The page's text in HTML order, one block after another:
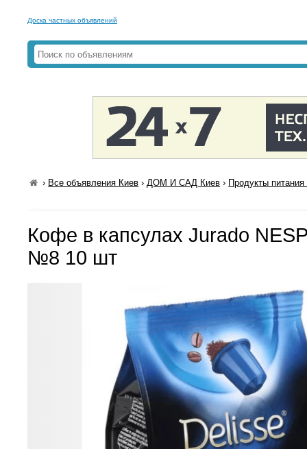
Доска частных объявлений
› Все объявления Киев ›ДОМ И САД Киев › Продукты
Кофе в капсулах Jurado
№8 10 шт